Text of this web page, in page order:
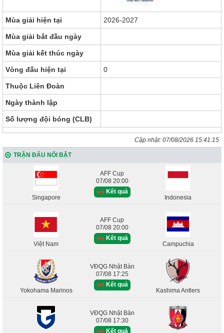
Mùa giải hiện tại 2026-2027
Mùa giải bắt đầu ngày
Mùa giải kết thúc ngày
Vòng đấu hiện tại 0
Thuộc Liên Đoàn
Ngày thành lập
Số lượng đội bóng (CLB)
Cập nhật: 07/08/2026 15:41:15
TRẬN ĐẤU NỔI BẬT
Singapore
AFF Cup
07/08 20:00
Kết quả
Indonesia
Việt Nam
AFF Cup
07/08 20:00
Kết quả
Campuchia
Yokohama Marinos
VĐQG Nhật Bản
07/08 17:25
Kết quả
Kashima Antlers
VĐQG Nhật Bản
07/08 17:30
Kết quả